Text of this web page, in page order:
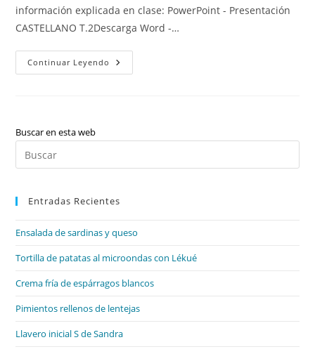
información explicada en clase: PowerPoint - Presentación
CASTELLANO T.2Descarga Word -…
Continuar Leyendo Castellano
T.2:
(funciones
Gramaticales
Y
Romanticismo
Buscar en esta web
Entradas Recientes
Ensalada de sardinas y queso
Tortilla de patatas al microondas con Lékué
Crema fría de espárragos blancos
Pimientos rellenos de lentejas
Llavero inicial S de Sandra